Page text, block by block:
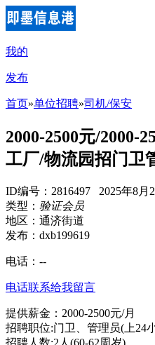
我的
发布
首页»单位招聘»司机/保安
2000-2500元/2000-
工厂/物流园招门卫
ID编号：2816497 2025年8
类型： 验证会员
地区：通济街道
发布：dxb199619
电话： --
电话联系给我留言
提供薪金：2000-2500元/月
招聘职位:门卫、管理员(上24
招聘人数:2人(60-62周岁)